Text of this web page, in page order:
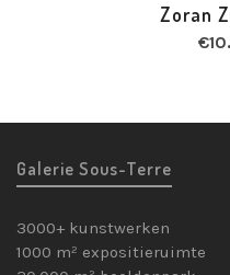
Zoran
€
Galerie Sous-Terre
3000+ kunstwerken
1000 m² expositieruimte